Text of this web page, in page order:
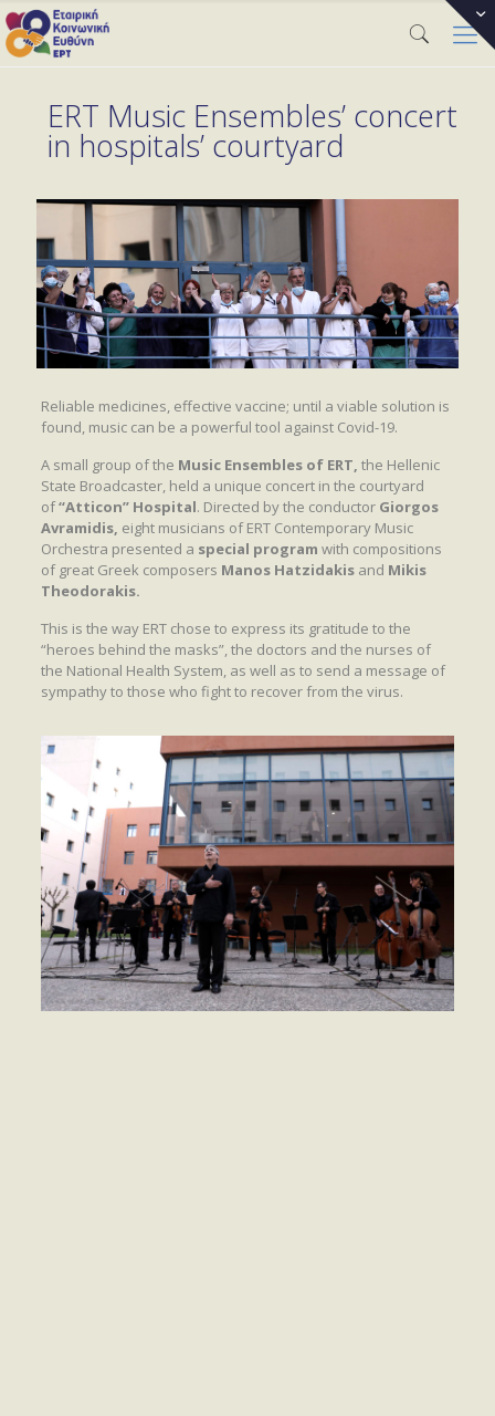
ΕRT Music Ensembles’ concert
in hospitals’ courtyard
Reliable medicines, effective vaccine; until a viable solution is
found, music can be a powerful tool against Covid-19.
A small group of the Music Ensembles of ERT, the Hellenic
State Broadcaster, held a unique concert in the courtyard
of“Atticon” Hospital. Directed by the conductor Giorgos
Avramidis, eight musicians of ERT Contemporary Music
Orchestra presented a special program with compositions
of great Greek composers Manos Hatzidakisand Mikis
Theodorakis.
This is the way ERT chose to express its gratitude to the
“heroes behind the masks”, the doctors and the nurses of
the National Health System, as well as to send a message of
sympathy to those who fight to recover from the virus.